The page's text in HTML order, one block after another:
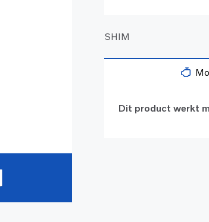
SHIM
Dit product werkt